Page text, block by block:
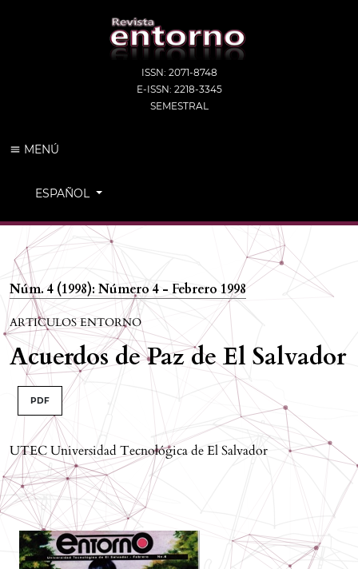
ISSN: 2071-8748
E-ISSN: 2218-3345
SEMESTRAL
MENÚ
CAMBIAR EL IDIOMA. EL IDIOMA ACTUAL ES:
ESPAÑOL
Núm. 4 (1998): Número 4 - Febrero 1998
ARTICULOS ENTORNO
Acuerdos de Paz de El Salvador
PDF
UTEC Universidad Tecnológica de El Salvador